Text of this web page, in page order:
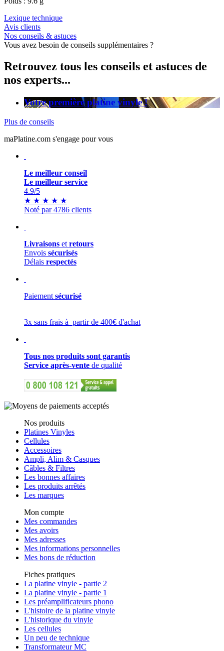
Lexique technique
Avis clients
Nos conseils & astuces
Vous avez besoin de conseils supplémentaires ?
Retrouvez tous les conseils et astuces de
nos experts...
Votre première platine vinyle !
Plus de conseils
maPlatine.com s'engage pour vous
Le meilleur conseil
Le meilleur service
4.9/5
★ ★ ★ ★ ★
Noté par 4786 clients
Livraisons et retours
Envois sécurisés
Délais respectés
Paiement sécurisé
3x sans frais à partir de 400€ d'achat
Tous nos produits sont garantis
Service après-vente de qualité
Nos produits
Platines Vinyles
Cellules
Accessoires
Ampli, Alim & Casques
Câbles & Filtres
Les bonnes affaires
Les produits arrêtés
Les marques
Mon compte
Mes commandes
Mes avoirs
Mes adresses
Mes informations personnelles
Mes bons de réduction
Fiches pratiques
La platine vinyle - partie 2
La platine vinyle - partie 1
Les préamplificateurs phono
L'histoire de la platine vinyle
L'historique du vinyle
Les cellules
Un peu de technique
Transformateur MC